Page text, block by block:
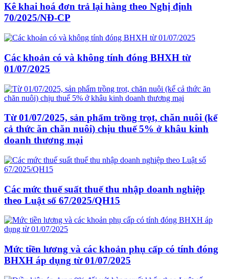
Kê khai hoá đơn trả lại hàng theo Nghị định
70/2025/NĐ-CP
Các khoản có và không tính đóng BHXH từ
01/07/2025
Từ 01/07/2025, sản phẩm trồng trọt, chăn nuôi (kể
cả thức ăn chăn nuôi) chịu thuế 5% ở khâu kinh
doanh thương mại
Các mức thuế suất thuế thu nhập doanh nghiệp
theo Luật số 67/2025/QH15
Mức tiền lương và các khoản phụ cấp có tính đóng
BHXH áp dụng từ 01/07/2025